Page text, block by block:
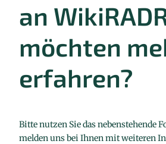
an
möchten
erfahren?
Bitte nutzen Sie das nebenstehende
melden uns bei Ihnen mit weiteren